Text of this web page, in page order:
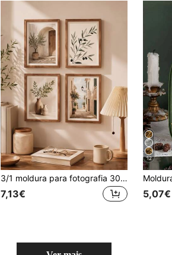
3/1 moldura para fotografia 30x40 cm tamanho A4, estilo preto e branco, adequada para quarto, sala de estar, decoração de Natal, Halloween, presente de inauguração de casa, para casa, escritório e escola
7,13€
12
5,07€